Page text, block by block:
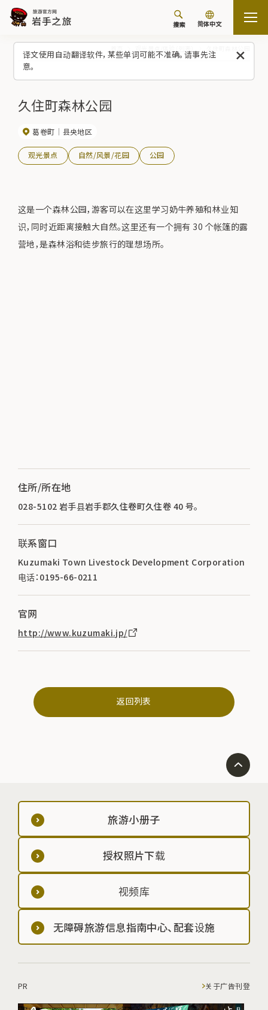
译文使用自动翻译软件，某些单词可能不准确。请事先注
意。
搜索 简体中文
久住町森林公园
葛卷町 县央地区
观光景点 自然/风景/花园 公园
这是一个森林公园，游客可以在这里学习奶牛养殖和林业知
识，同时近距离接触大自然。这里还有一个拥有 30 个帐篷的露
营地，是森林浴和徒步旅行的理想场所。
住所/所在地
028-5102 岩手县岩手郡久住卷町久住卷 40 号。
联系窗口
Kuzumaki Town Livestock Development Corporation
电话：0195-66-0211
官网
http://www.kuzumaki.jp/
返回列表
旅游小册子
授权照片下载
视频库
无障碍旅游信息指南中心、配套设施
PR 关于广告刊登